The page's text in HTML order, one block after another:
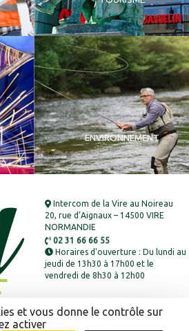
ENVIRONNEMENT
Intercom de la Vire au Noireau
20, rue d’Aignaux – 14500 VIRE
NORMANDIE
02 31 66 66 55
Horaires d'ouverture : Du lundi au
jeudi de 13h30 à 17h00 et le
vendredi de 8h30 à 12h00
et vous donne le contrôle sur
activer